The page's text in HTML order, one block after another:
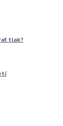
tlak?